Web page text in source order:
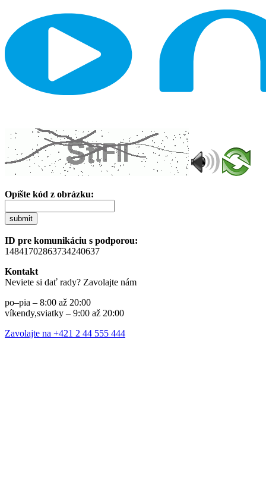
Opíšte kód z obrázku:
submit
ID pre komunikáciu s podporou:
14841702863734240637
Kontakt
Neviete si dať rady? Zavolajte nám
po–pia – 8:00 až 20:00
víkendy,sviatky – 9:00 až 20:00
Zavolajte na +421 2 44 555 444